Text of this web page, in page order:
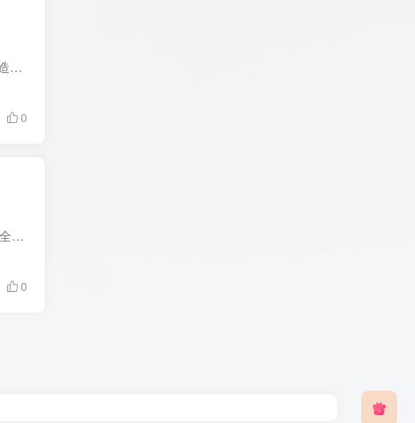
软件介绍： 当贝播放器tv版是一款拥有极简播放风格方式的视频播放器，专为智能电视专打造，解码强；支持阿里网盘、百度网盘等网盘资源导入，支持外部设备导入，并且可以自动匹配电影海报封面，...
0
软件介绍： 小苹果影视APP(影视聚合软件)是一款免费无广告的机顶盒子影视软件,智能搜索全网影视资源,免费观看院线大片,付费影视等高清视频,小苹果影视tv版聚合全网影视站源,小苹果影视盒子版提...
0